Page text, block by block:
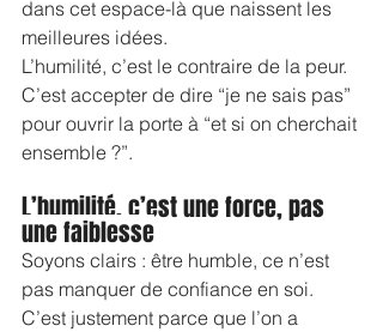
dans cet espace-là que naissent les
meilleures idées.
L’humilité, c’est le contraire de la peur.
C’est accepter de dire “je ne sais pas”
pour ouvrir la porte à “et si on cherchait
ensemble ?”.
L’humilité, c’est une force, pas
une faiblesse
Soyons clairs : être humble, ce n’est
pas manquer de confiance en soi.
C’est justement parce que l’on a